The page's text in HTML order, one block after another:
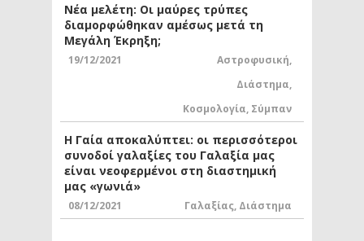
Νέα μελέτη: Οι μαύρες τρύπες
διαμορφώθηκαν αμέσως μετά τη
Μεγάλη Έκρηξη;
19/12/2021 Αστροφυσική,
Διάστημα,
Κοσμολογία, Σύμπαν
Η Γαία αποκαλύπτει: οι περισσότεροι
συνοδοί γαλαξίες του Γαλαξία μας
είναι νεοφερμένοι στη διαστημική
μας «γωνιά»
08/12/2021 Γαλαξίας, Διάστημα